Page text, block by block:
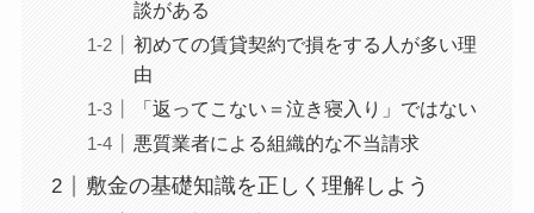
談がある
初めての賃貸契約で損をする人が多い理
由
「返ってこない＝泣き寝入り」ではない
悪質業者による組織的な不当請求
敷金の基礎知識を正しく理解しよう